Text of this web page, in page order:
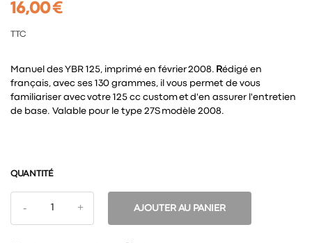
16,00 €
TTC
Manuel des YBR 125, imprimé en février 2008. Rédigé en
français, avec ses 130 grammes, il vous permet de vous
familiariser avec votre 125 cc custom et d'en assurer l'entretien
de base. Valable pour le type 27S modèle 2008.
QUANTITÉ
AJOUTER AU PANIER